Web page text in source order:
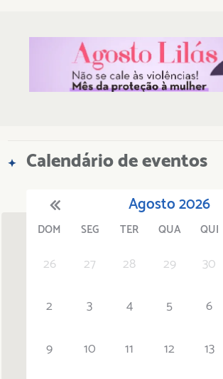
Calendário de eventos
Agosto2026
1 3 5 6 7 8
'21 '22 '23 '24 '25 '26 '27 '28
DOM SEG TER QUA QUI
26 27 28 29 30
2
3 4 5 6
9
10 11 12 13